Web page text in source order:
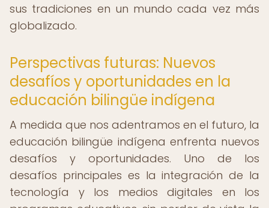
sus tradiciones en un mundo cada vez más
globalizado.
Perspectivas futuras: Nuevos
desafíos y oportunidades en la
educación bilingüe indígena
A medida que nos adentramos en el futuro, la
educación bilingüe indígena enfrenta nuevos
desafíos y oportunidades. Uno de los
desafíos principales es la integración de la
tecnología y los medios digitales en los